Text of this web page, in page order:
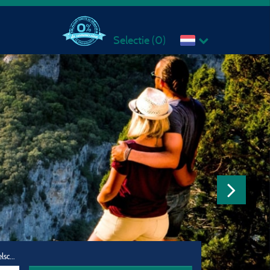
Selectie (0)
Reisgezelschap